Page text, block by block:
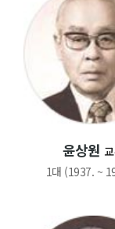
목장현황
동물사육현황
연구실습현황
초지재배현황
시설/장비현
인증현황
특화사업
윤상원
1대 (1937. ~